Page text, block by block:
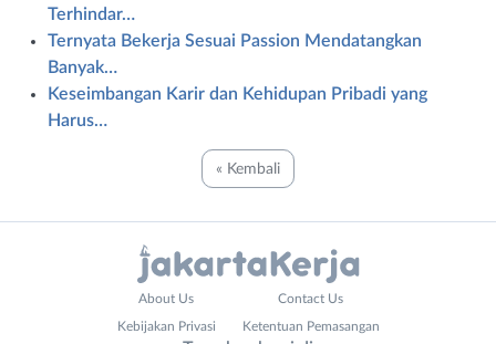
Terhindar…
Ternyata Bekerja Sesuai Passion Mendatangkan
Banyak…
Keseimbangan Karir dan Kehidupan Pribadi yang
Harus…
« Kembali
About Us Contact Us
Kebijakan Privasi Ketentuan Pemasangan